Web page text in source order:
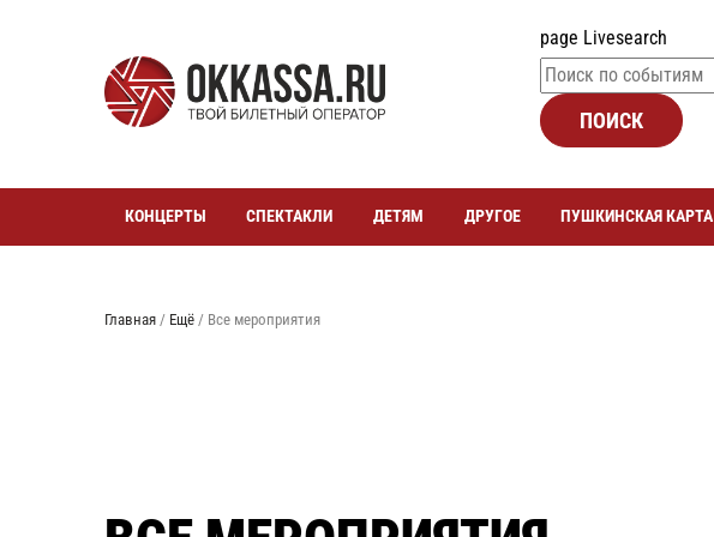
page Livesearch
ПОИСК
КОНЦЕРТЫ СПЕКТАКЛИ ДЕТЯМ ДРУГОЕ ПУШКИНСКАЯ КАРТА
Главная / Ещё / Все мероприятия